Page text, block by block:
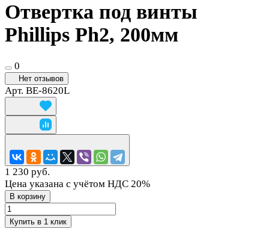
Отвертка под винты
Phillips Ph2, 200мм
0
Нет отзывов
Арт. BE-8620L
1 230 руб.
Цена указана с учётом НДС 20%
В корзину
Купить в 1 клик